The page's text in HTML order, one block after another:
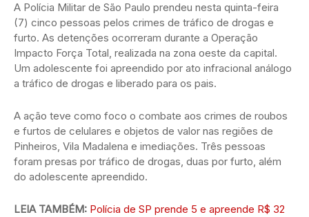
A Polícia Militar de São Paulo prendeu nesta quinta-feira
(7) cinco pessoas pelos crimes de tráfico de drogas e
furto. As detenções ocorreram durante a Operação
Impacto Força Total, realizada na zona oeste da capital.
Um adolescente foi apreendido por ato infracional análogo
a tráfico de drogas e liberado para os pais.
A ação teve como foco o combate aos crimes de roubos
e furtos de celulares e objetos de valor nas regiões de
Pinheiros, Vila Madalena e imediações. Três pessoas
foram presas por tráfico de drogas, duas por furto, além
do adolescente apreendido.
LEIA TAMBÉM: Polícia de SP prende 5 e apreende R$ 32